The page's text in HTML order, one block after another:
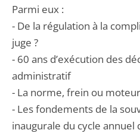
Parmi eux :
- De la régulation à la
juge ?
- 60 ans d’exécution des
administratif
- La norme, frein ou
- Les fondements de la
inaugurale du cycle annuel